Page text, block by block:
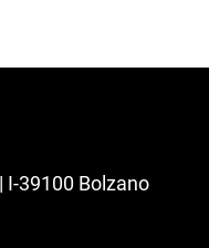
I-39100 Bolzano